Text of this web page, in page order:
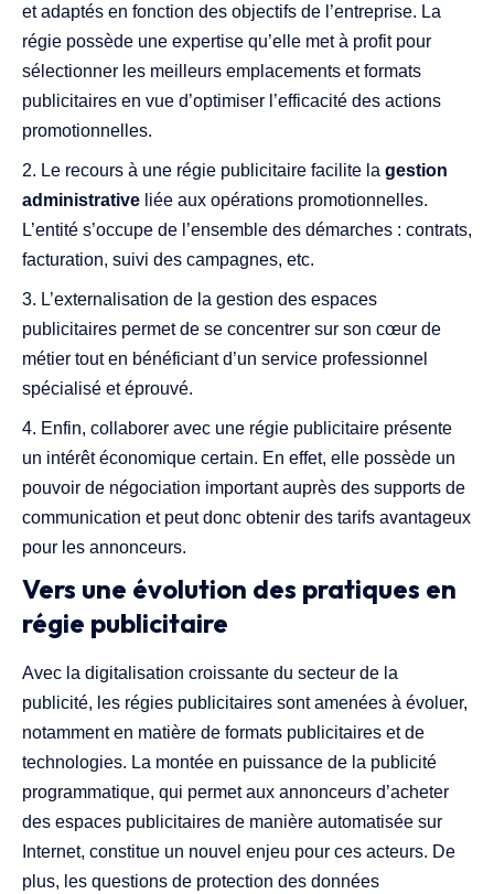
et adaptés en fonction des objectifs de l’entreprise. La
régie possède une expertise qu’elle met à profit pour
sélectionner les meilleurs emplacements et formats
publicitaires en vue d’optimiser l’efficacité des actions
promotionnelles.
Le recours à une régie publicitaire facilite la gestion
administrative liée aux opérations promotionnelles.
L’entité s’occupe de l’ensemble des démarches : contrats,
facturation, suivi des campagnes, etc.
L’externalisation de la gestion des espaces
publicitaires permet de se concentrer sur son cœur de
métier tout en bénéficiant d’un service professionnel
spécialisé et éprouvé.
Enfin, collaborer avec une régie publicitaire présente
un intérêt économique certain. En effet, elle possède un
pouvoir de négociation important auprès des supports de
communication et peut donc obtenir des tarifs avantageux
pour les annonceurs.
Vers une évolution des pratiques en
régie publicitaire
Avec la digitalisation croissante du secteur de la
publicité, les régies publicitaires sont amenées à évoluer,
notamment en matière de formats publicitaires et de
technologies. La montée en puissance de la publicité
programmatique, qui permet aux annonceurs d’acheter
des espaces publicitaires de manière automatisée sur
Internet, constitue un nouvel enjeu pour ces acteurs. De
plus, les questions de protection des données